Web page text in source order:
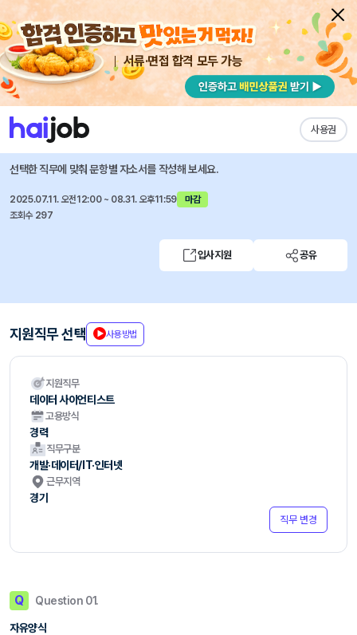
서류·면접 합격 모두 가능
사용권
채용공고 자소서 자유항목 자소서 내 작성목록
조이시티 즐겨찾기
[JOYCITY] 데이터 사이언티스트 모집
선택한 직무에 맞춰 문항별 자소서를 작성해 보세요.
2025.07.11. 오전12:00 ~ 08.31. 오후11:59
마감
조회수 297
입사지원 공유
지원직무 선택 사용방법
지원직무
데이터 사이언티스트
고용방식
경력
직무구분
개발·데이터/IT·인터넷
근무지역
경기
직무 변경
Q Question 01.
자유양식